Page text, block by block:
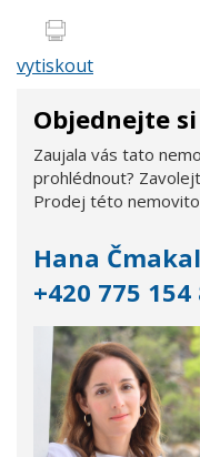
vytiskout
Objednejte
Zaujala vás tato
prohlédnout?
Prodej této
Hana
+420 775 154